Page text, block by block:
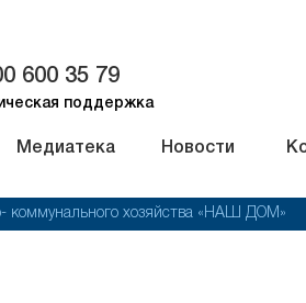
Медиатека Новости
600 35 79
поддержка
коммунального хозяйства «НАШ ДОМ»